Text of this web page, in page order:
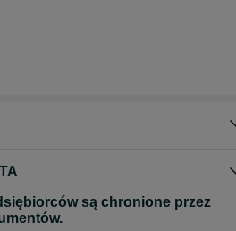
są chronione przez